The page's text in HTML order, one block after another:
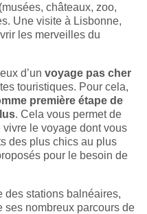
châteaux, zoo,
Une visite à Lisbonne,
les merveilles du
d’un voyage pas cher
touristiques. Pour cela,
première étape de
. Cela vous permet de
le voyage dont vous
des plus chics au plus
pour le besoin de
des stations balnéaires,
ses nombreux parcours de